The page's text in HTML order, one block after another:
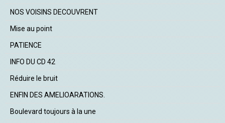
NOS VOISINS DECOUVRENT
Mise au point
PATIENCE
INFO DU CD 42
Réduire le bruit
ENFIN DES AMELIOARATIONS.
Boulevard toujours à la une